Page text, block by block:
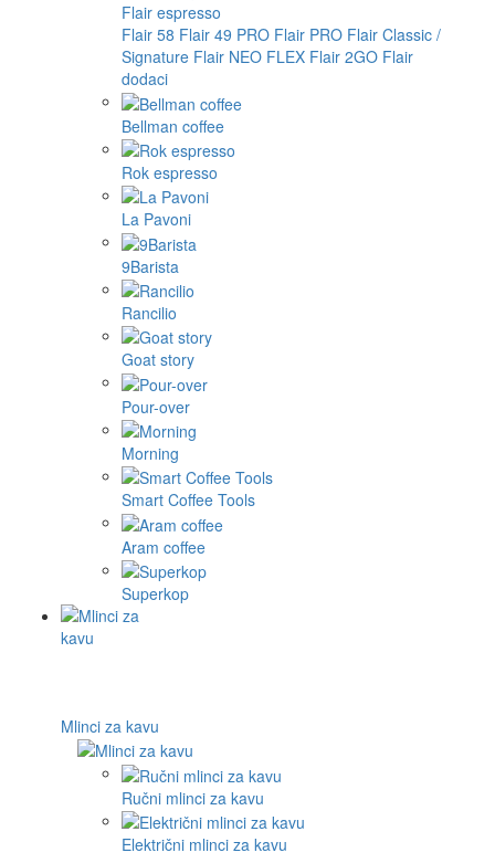
Flair espresso
Flair 58 Flair 49 PRO Flair PRO Flair Classic /
Signature Flair NEO FLEX Flair 2GO Flair
dodaci
Bellman coffee
Rok espresso
La Pavoni
9Barista
Rancilio
Goat story
Pour-over
Morning
Smart Coffee Tools
Aram coffee
Superkop
Mlinci za kavu
Ručni mlinci za kavu
Električni mlinci za kavu